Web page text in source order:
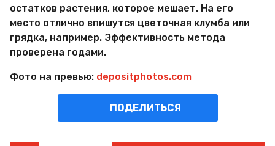
остатков растения, которое мешает. На его
место отлично впишутся цветочная клумба или
грядка, например. Эффективность метода
проверена годами.
Фото на превью: depositphotos.com
ПОДЕЛИТЬСЯ